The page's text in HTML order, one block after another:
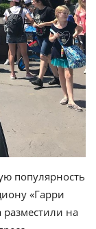
популярность
«Гарри
разместили на